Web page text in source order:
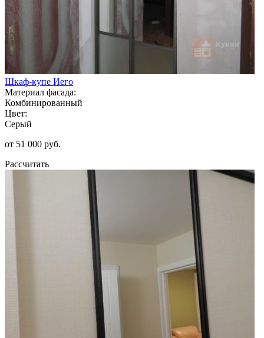
Шкаф-купе Иего
Материал фасада:
Комбинированный
Цвет:
Серый
от 51 000 руб.
Рассчитать